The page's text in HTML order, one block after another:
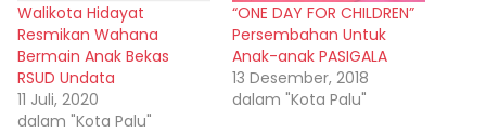
Walikota Hidayat
Resmikan Wahana
Bermain Anak Bekas
RSUD Undata
11 Juli, 2020
dalam "Kota Palu"
“ONE DAY FOR CHILDREN”
Persembahan Untuk
Anak-anak PASIGALA
13 Desember, 2018
dalam "Kota Palu"